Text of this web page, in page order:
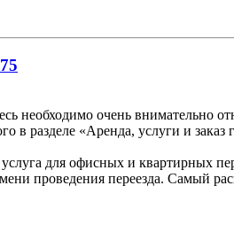
необходимо очень внимательно
в разделе «Аренда, услуги и
для офисных и квартирных
проведения переезда. Самый